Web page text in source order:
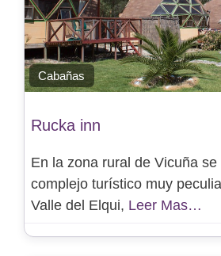
Cabañas
Rucka inn
En la zona rural de Vicuña
complejo turístico muy
Valle del Elqui, Leer Mas…